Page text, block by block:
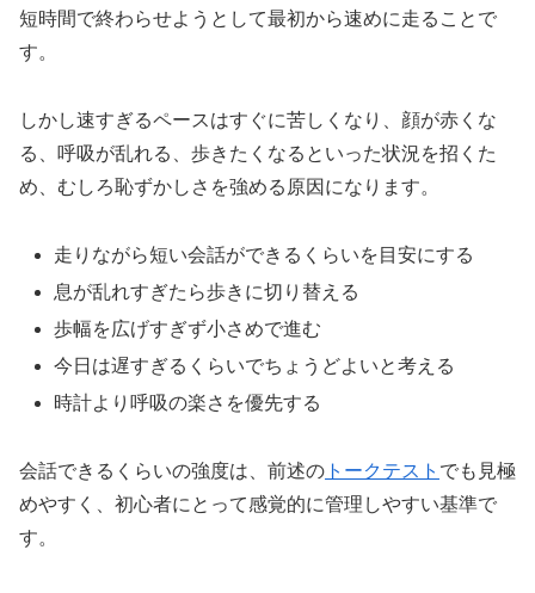
短時間で終わらせようとして最初から速めに走ることで
す。
しかし速すぎるペースはすぐに苦しくなり、顔が赤くな
る、呼吸が乱れる、歩きたくなるといった状況を招くた
め、むしろ恥ずかしさを強める原因になります。
走りながら短い会話ができるくらいを目安にする
息が乱れすぎたら歩きに切り替える
歩幅を広げすぎず小さめで進む
今日は遅すぎるくらいでちょうどよいと考える
時計より呼吸の楽さを優先する
会話できるくらいの強度は、前述の トークテスト でも見極
めやすく、初心者にとって感覚的に管理しやすい基準で
す。